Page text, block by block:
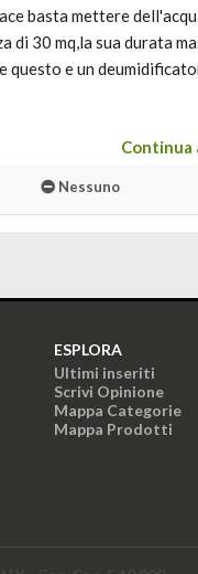
basta mettere
30 mq,la sua durata
questo e un
Continua
Nessuno
ESPLORA
Ultimi inseriti
Scrivi Opinione
Mappa Categorie
Mappa Prodotti